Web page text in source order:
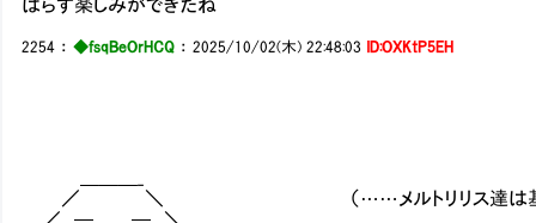
ばらす楽しみができたね
2254 ：◆fsqBeOrHCQ ：2025/10/02(木) 22:48:03 ID:OXKtP5EH
／ ＼ （……メルトリリス達は基本的にココ
.. ／ ─ ─ ＼